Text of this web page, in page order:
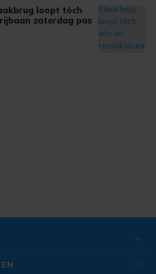
loopt tóch
zaterdag pas